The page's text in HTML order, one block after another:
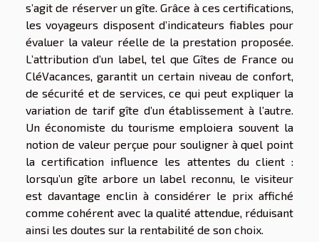
s’agit de réserver un gîte. Grâce à ces certifications,
les voyageurs disposent d’indicateurs fiables pour
évaluer la valeur réelle de la prestation proposée.
L’attribution d’un label, tel que Gîtes de France ou
CléVacances, garantit un certain niveau de confort,
de sécurité et de services, ce qui peut expliquer la
variation de tarif gîte d’un établissement à l’autre.
Un économiste du tourisme emploiera souvent la
notion de valeur perçue pour souligner à quel point
la certification influence les attentes du client :
lorsqu’un gîte arbore un label reconnu, le visiteur
est davantage enclin à considérer le prix affiché
comme cohérent avec la qualité attendue, réduisant
ainsi les doutes sur la rentabilité de son choix.